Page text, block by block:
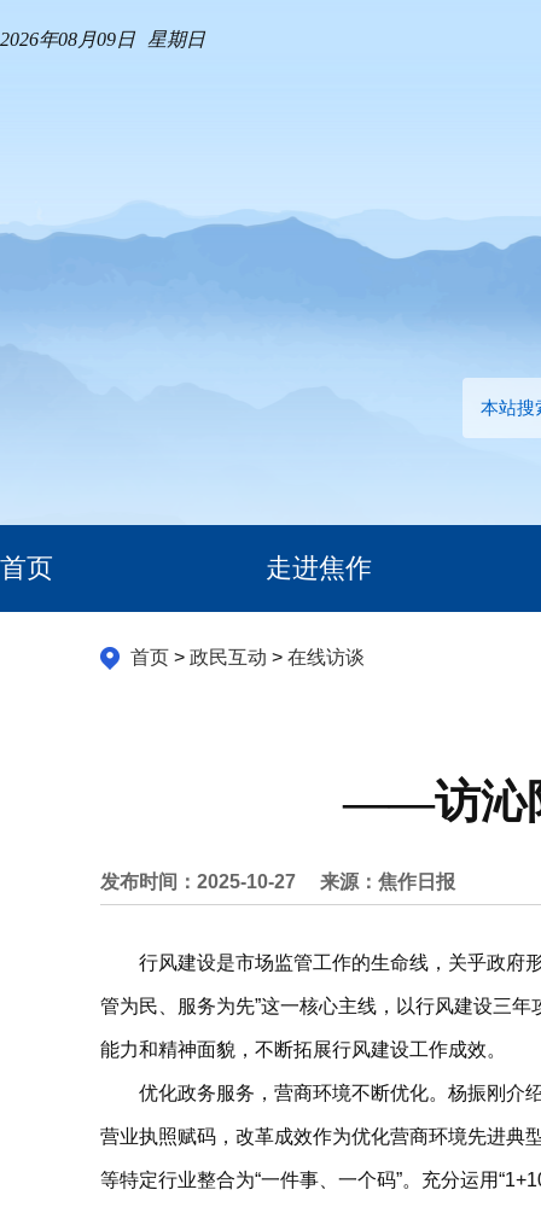
2026年08月09日 星期日
本站搜
首页 走进焦作
首页> 政民互动 > 在线访谈
——访沁
发布时间：2025-10-27 来源：焦作日报
行风建设是市场监管工作的生命线，关乎政府
管为民、服务为先”这一核心主线，以行风建设三
能力和精神面貌，不断拓展行风建设工作成效。
优化政务服务，营商环境不断优化。杨振刚介
营业执照赋码，改革成效作为优化营商环境先进典
等特定行业整合为“一件事、一个码”。充分运用